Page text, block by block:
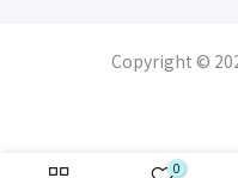
Copyright ©
0